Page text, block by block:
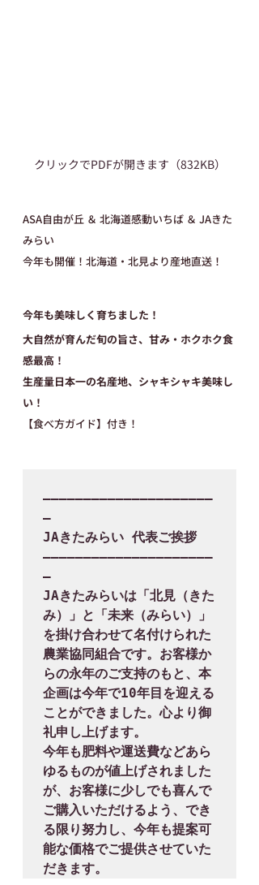
クリックでPDFが開きます（832KB）
ASA自由が丘 ＆ 北海道感動いちば ＆ JAきた
みらい
今年も開催！北海道・北見より産地直送！
今年も美味しく育ちました！
大自然が育んだ旬の旨さ、甘み・ホクホク食
感最高！
生産量日本一の名産地、シャキシャキ美味し
い！
【食べ方ガイド】付き！
―――――――――――――――――――――
―
JAきたみらい 代表ご挨拶
―――――――――――――――――――――
―
JAきたみらいは「北見（きた
み）」と「未来（みらい）」
を掛け合わせて名付けられた
農業協同組合です。お客様か
らの永年のご支持のもと、本
企画は今年で10年目を迎える
ことができました。心より御
礼申し上げます。
今年も肥料や運送費などあら
ゆるものが値上げされました
が、お客様に少しでも喜んで
ご購入いただけるよう、でき
る限り努力し、今年も提案可
能な価格でご提供させていた
だきます。